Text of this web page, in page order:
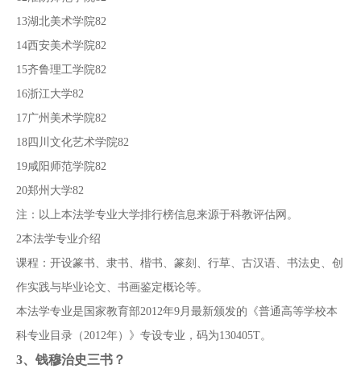
13湖北美术学院82
14西安美术学院82
15齐鲁理工学院82
16浙江大学82
17广州美术学院82
18四川文化艺术学院82
19咸阳师范学院82
20郑州大学82
注：以上本法学专业大学排行榜信息来源于科教评估网。
2本法学专业介绍
课程：开设篆书、隶书、楷书、篆刻、行草、古汉语、书法史、创
作实践与毕业论文、书画鉴定概论等。
本法学专业是国家教育部2012年9月最新颁发的《普通高等学校本
科专业目录（2012年）》专设专业，码为130405T。
3、 钱穆治史三书？